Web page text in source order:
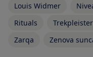
Louis Widmer
Rituals
Trekpleister
Zarqa
Zenova